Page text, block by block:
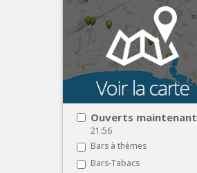
Ouverts maintenant
21:56
Bars à thèmes
Bars-Tabacs